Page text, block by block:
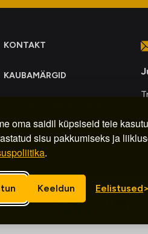
oma saidil küpsiseid teie
sisu pakkumiseks ja
.
Keeldun Eelistused
KONTAKT
KAUBAMÄRGID
KOGUMINE